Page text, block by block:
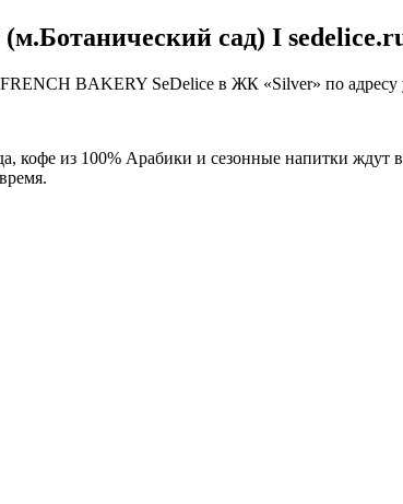
сад) I
BAKERY SeDelice в ЖК «Silver» по адресу
кофе из 100% Арабики и сезонные напитки ждут